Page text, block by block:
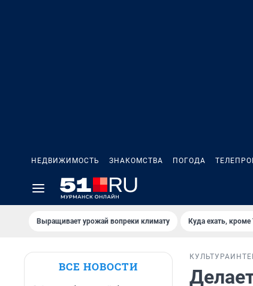
НЕДВИЖИМОСТЬ ЗНАКОМСТВА ПОГОДА
Выращивает урожай вопреки климату Куда ехать, кроме
ВСЕ НОВОСТИ
КУЛЬТУРА